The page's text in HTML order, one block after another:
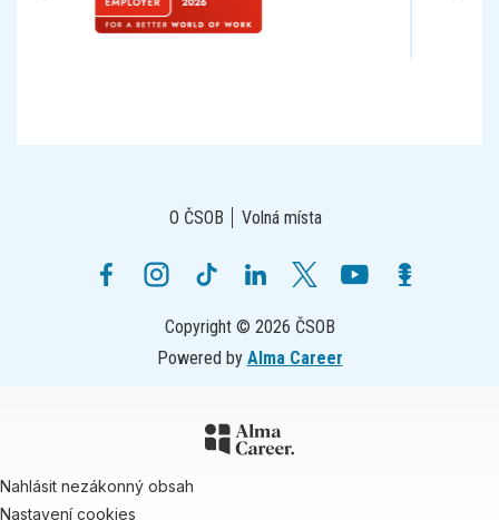
O ČSOB Volná místa
Copyright © 2026 ČSOB
Powered by Alma Career
Nahlásit nezákonný obsah
Nastavení cookies